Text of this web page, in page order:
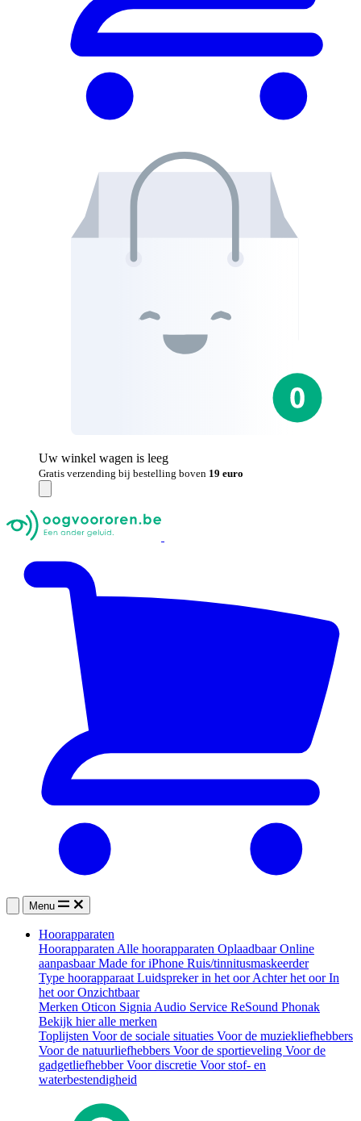
Uw winkel wagen is leeg
Gratis verzending bij bestelling boven 19 euro
Menu
Hoorapparaten
Hoorapparaten Alle hoorapparaten OplaadbaarOnline
aanpasbaarMade for iPhone Ruis/tinnitusmaskeerder
Type hoorapparaat Luidspreker in het oorAchter het oorIn
het oorOnzichtbaar
Merken Oticon Signia Audio Service ReSound Phonak
Bekijk hier alle merken
Toplijsten Voor de sociale situaties Voor de muziekliefhebbers
Voor de natuurliefhebbers Voor de sportieveling Voor de
gadgetliefhebberVoor discretie Voor stof- en
waterbestendigheid